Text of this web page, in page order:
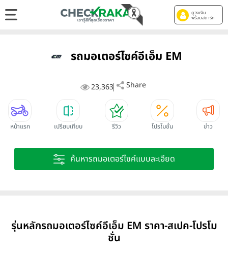
ดูวงเงิน
พร้อมสตาร์ท
รถมอเตอร์ไซค์อีเอ็ม EM
23,363 Share
หน้าแรก เปรียบเทียบ รีวิว โปรโมชั่น ข่าว
ค้นหารถมอเตอร์ไซค์แบบละเอียด
รุ่นหลักรถมอเตอร์ไซค์อีเอ็ม EM ราคา-สเปค-โปรโม
ชั่น